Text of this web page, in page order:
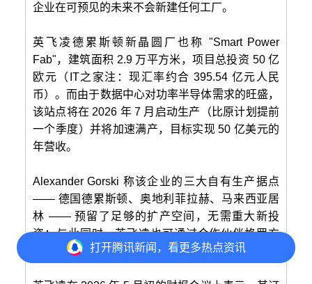
企业在可预见的未来不会新建任何工厂。
英飞凌德累斯顿新晶圆厂也称 "Smart Power
Fab"，建筑面积 2.9 万平方米，项目总投资 50 亿
欧元（IT之家注：现汇率约合 395.54 亿元人民
币）。而由于数据中心对功率半导体需求的旺盛，
该站点将在 2026 年 7 月启动生产（比原计划提前
一个季度）并将加速满产，目标实现 50 亿美元的
年营收。
Alexander Gorski 称该企业的三大自有生产据点
—— 德国德累斯顿、奥地利菲拉赫、马来西亚居
林 —— 预留了足够的扩产空间，无需重大新投
资；与此同时，英飞凌也可通过合作伙伴格罗方
德、合资企业 ESMC 获得额外的供应能力。
打开腾讯新闻，看更多热点资讯